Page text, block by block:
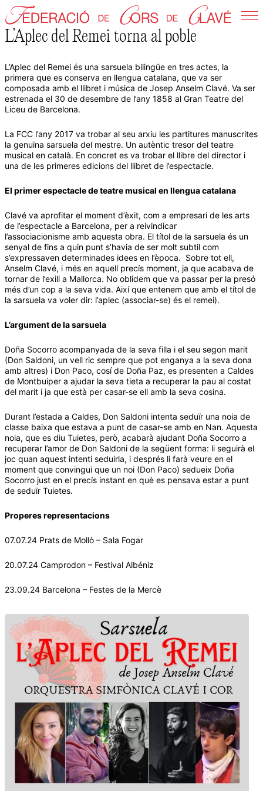
Skip
to
content
Federació de Cors de Clavé
L’Aplec del Remei torna al poble
L’Aplec del Remei és una sarsuela bilingüe en tres actes, la
primera que es conserva en llengua catalana, que va ser
composada amb el llibret i música de Josep Anselm Clavé. Va ser
estrenada el 30 de desembre de l’any 1858 al Gran Teatre del
Liceu de Barcelona.
La FCC l’any 2017 va trobar al seu arxiu les partitures manuscrites
la genuïna sarsuela del mestre. Un autèntic tresor del teatre
musical en català. En concret es va trobar el llibre del director i
una de les primeres edicions del llibret de l’espectacle.
El primer espectacle de teatre musical en llengua catalana
Clavé va aprofitar el moment d’èxit, com a empresari de les arts
de l’espectacle a Barcelona, per a reivindicar
l’associacionisme amb aquesta obra. El títol de la sarsuela és un
senyal de fins a quin punt s’havia de ser molt subtil com
s’expressaven determinades idees en l’època. Sobre tot ell,
Anselm Clavé, i més en aquell precís moment, ja que acabava de
tornar de l’exili a Mallorca. No oblidem que va passar per la presó
més d’un cop a la seva vida. Així que entenem que amb el títol de
la sarsuela va voler dir: l’aplec (associar-se) és el remei).
L’argument de la sarsuela
Doña Socorro acompanyada de la seva filla i el seu segon marit
(Don Saldoni, un vell ric sempre que pot enganya a la seva dona
amb altres) i Don Paco, cosí de Doña Paz, es presenten a Caldes
de Montbuiper a ajudar la seva tieta a recuperar la pau al costat
del marit i ja que està per casar-se ell amb la seva cosina.
Durant l’estada a Caldes, Don Saldoni intenta seduïr una noia de
classe baixa que estava a punt de casar-se amb en Nan. Aquesta
noia, que es diu Tuietes, però, acabarà ajudant Doña Socorro a
recuperar l’amor de Don Saldoni de la següent forma: li seguirà el
joc quan aquest intenti seduirla, i després li farà veure en el
moment que convingui que un noi (Don Paco) sedueix Doña
Socorro just en el precís instant en què es pensava estar a punt
de seduïr Tuietes.
Properes representacions
07.07.24 Prats de Mollò – Sala Fogar
20.07.24 Camprodon – Festival Albéniz
23.09.24 Barcelona – Festes de la Mercè